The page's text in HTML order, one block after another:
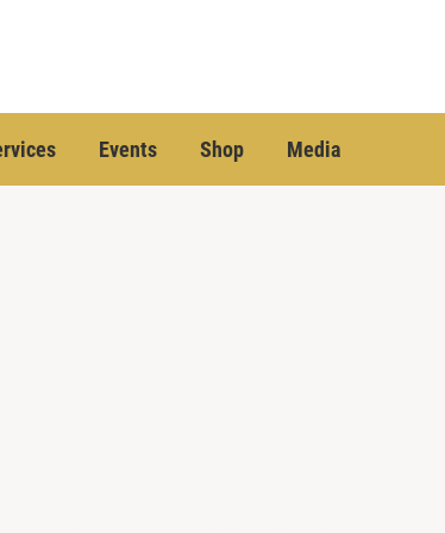
Events Shop Media